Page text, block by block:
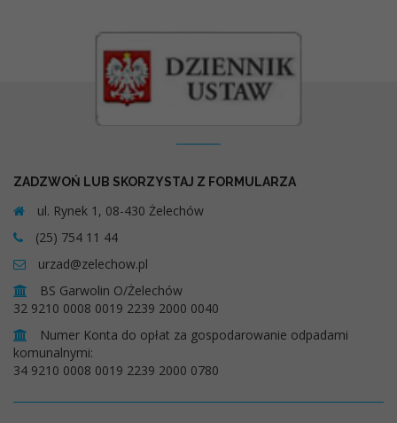
ZADZWOŃ LUB SKORZYSTAJ Z FORMULARZA
ul. Rynek 1, 08-430 Żelechów
(25) 754 11 44
urzad@zelechow.pl
BS Garwolin O/Żelechów
32 9210 0008 0019 2239 2000 0040
Numer Konta do opłat za gospodarowanie odpadami
komunalnymi:
34 9210 0008 0019 2239 2000 0780